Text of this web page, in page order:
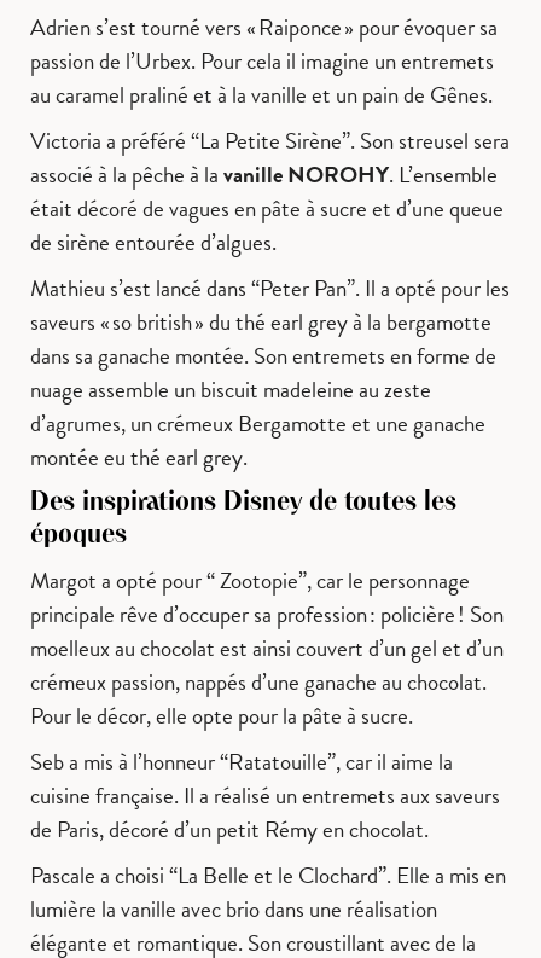
Adrien s’est tourné vers « Raiponce » pour évoquer sa
passion de l’Urbex. Pour cela il imagine un entremets
au caramel praliné et à la vanille et un pain de Gênes.
Victoria a préféré “La Petite Sirène”. Son streusel sera
associé à la pêche à lavanille NOROHY. L’ensemble
était décoré de vagues en pâte à sucre et d’une queue
de sirène entourée d’algues.
Mathieu s’est lancé dans “Peter Pan”. Il a opté pour les
saveurs « so british » du thé earl grey à la bergamotte
dans sa ganache montée. Son entremets en forme de
nuage assemble un biscuit madeleine au zeste
d’agrumes, un crémeux Bergamotte et une ganache
montée eu thé earl grey.
Des inspirations Disney de toutes les
époques
Margot a opté pour “ Zootopie”, car le personnage
principale rêve d’occuper sa profession : policière ! Son
moelleux au chocolat est ainsi couvert d’un gel et d’un
crémeux passion, nappés d’une ganache au chocolat.
Pour le décor, elle opte pour la pâte à sucre.
Seb a mis à l’honneur “Ratatouille”, car il aime la
cuisine française. Il a réalisé un entremets aux saveurs
de Paris, décoré d’un petit Rémy en chocolat.
Pascale a choisi “La Belle et le Clochard”. Elle a mis en
lumière la vanille avec brio dans une réalisation
élégante et romantique. Son croustillant avec de la